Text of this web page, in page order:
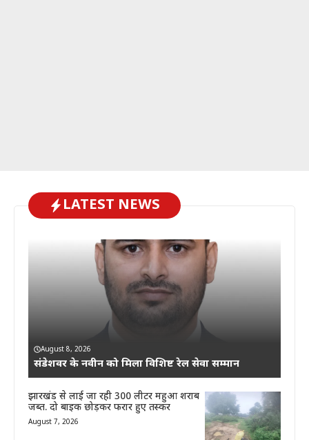
LATEST NEWS
August 8, 2026
संडेशवर के नवीन को मिला विशिष्ट रेल सेवा सम्मान
झारखंड से लाई जा रही 300 लीटर महुआ शराब
जब्त. दो बाइक छोड़कर फरार हुए तस्कर
August 7, 2026